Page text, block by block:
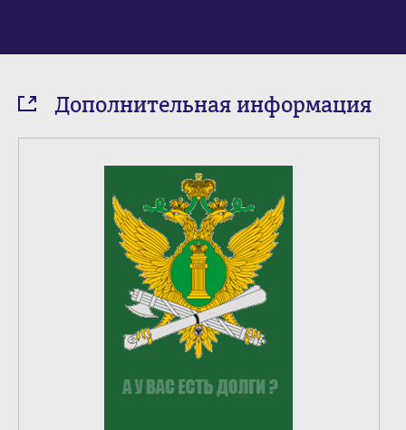
Дополнительная информация